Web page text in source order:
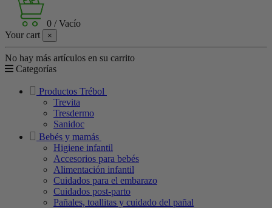
0 /Vacío
Your cart
×
No hay más artículos en su carrito
Categorías
Productos Trébol
Trevita
Tresdermo
Sanidoc
Bebés y mamás
Higiene infantil
Accesorios para bebés
Alimentación infantil
Cuidados para el embarazo
Cuidados post-parto
Pañales, toallitas y cuidado del pañal